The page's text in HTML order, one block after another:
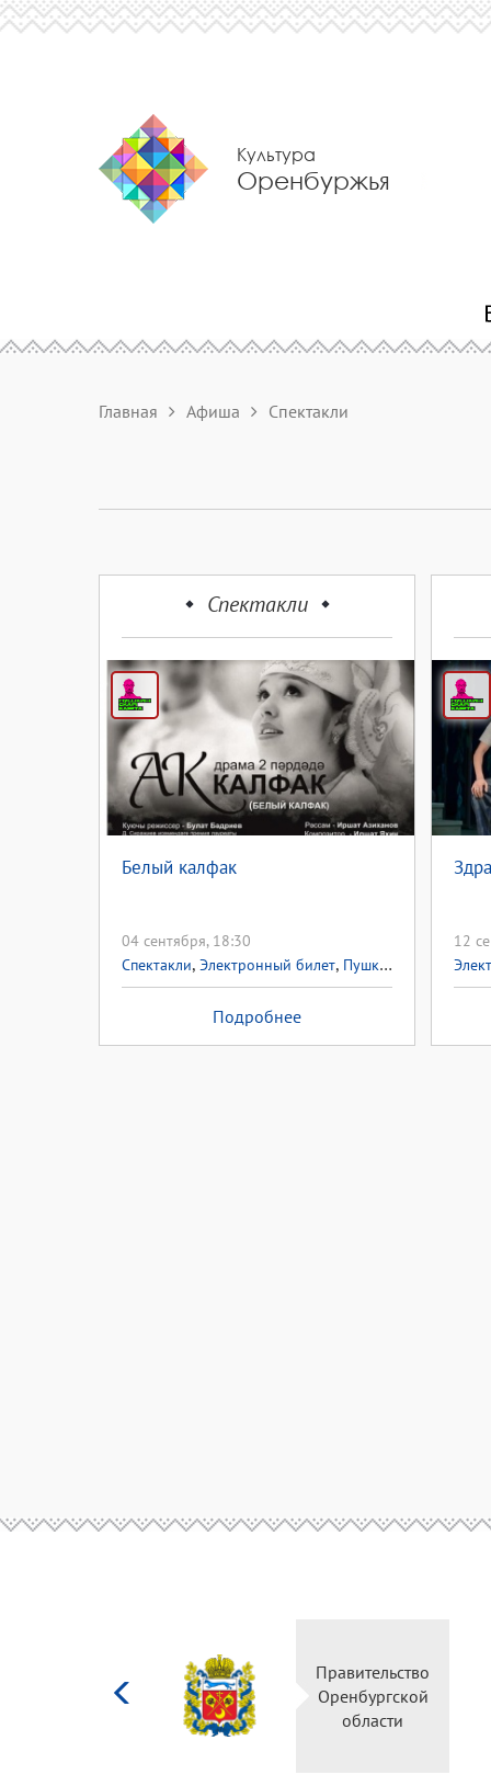
Культура
Оренбуржья
Главная Афиша Спектакли
Спектакли
Белый калфак
04 сентября, 18:30
Спектакли, Электронный билет, Пушкинская карта ,
Подробнее
12
Правительство
Оренбургской
области